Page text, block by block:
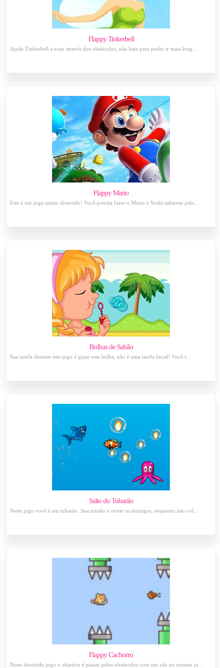
Flappy Tinkerbell
Ajude Tinkerbell a voar através dos obstáculos, não bata para poder ir mais long...
Flappy Mario
Este é um jogo muito divertido! Você precisa fazer o Mario e Yoshi saltarem pelo...
Bolhas de Sabão
Sua tarefa durante este jogo é guiar esta bolha, não é uma tarefa facial! Você t...
Salto do Tubarão
Neste jogo você é um tubarão. Sua missão é evitar os inimigos, enquanto isso col...
Flappy Cachorro
Neste divertido jogo o objetivo é passar pelos obstáculos com um cão no mesmo jo...